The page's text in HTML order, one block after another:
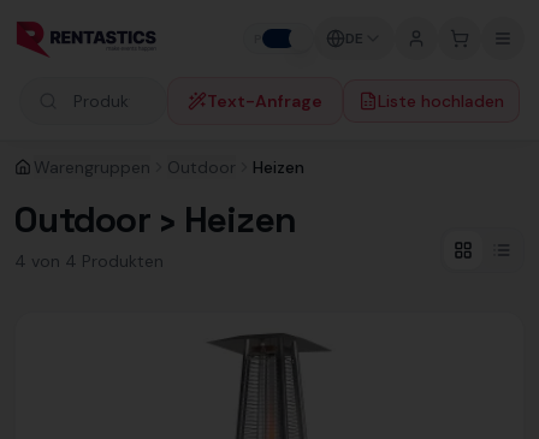
DE
Produkte suchen Text-Anfrage Liste hochladen
Warengruppen Outdoor Heizen
Outdoor › Heizen
4 von 4 Produkten